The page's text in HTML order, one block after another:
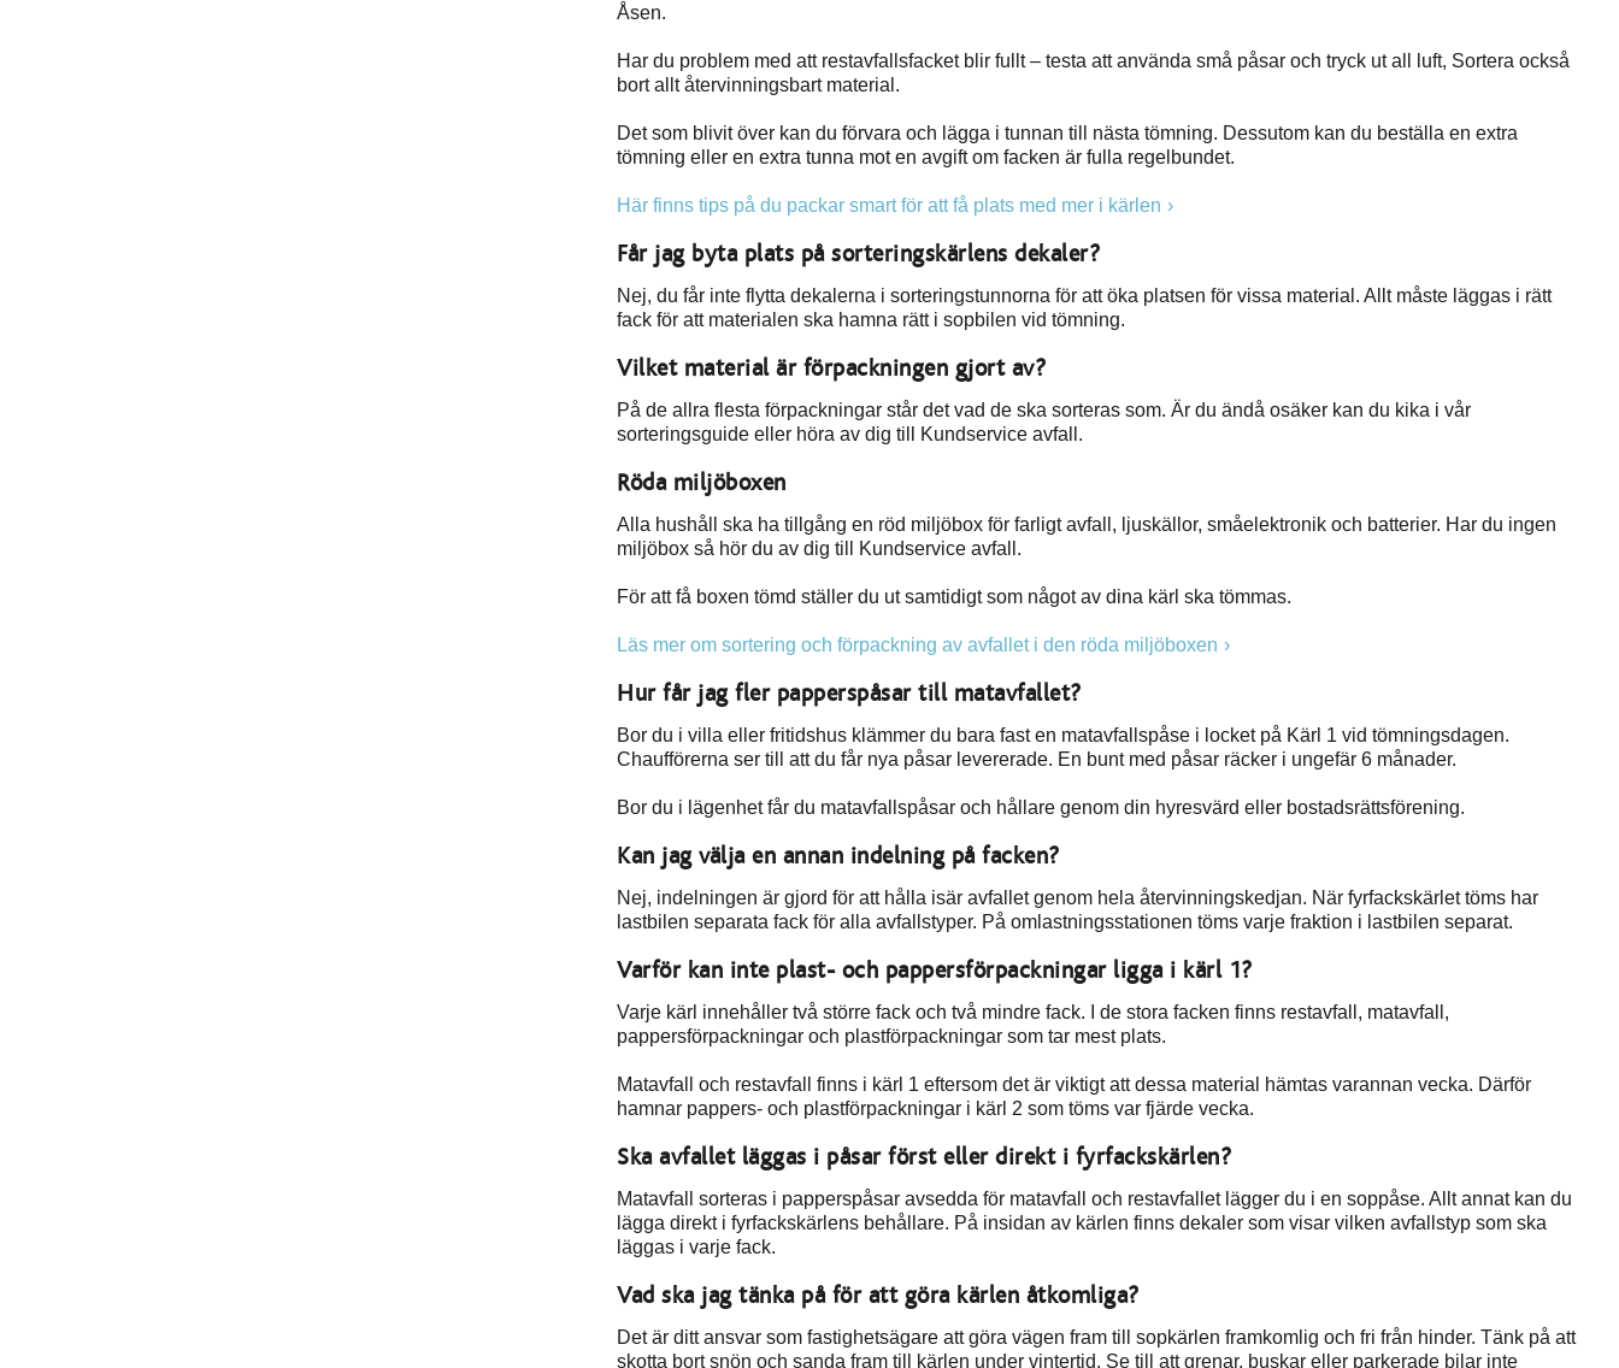
Åsen.
Har du problem med att restavfallsfacket blir fullt – testa att använda små påsar och tryck ut all luft, Sortera också
bort allt återvinningsbart material.
Det som blivit över kan du förvara och lägga i tunnan till nästa tömning. Dessutom kan du beställa en extra
tömning eller en extra tunna mot en avgift om facken är fulla regelbundet.
Här finns tips på du packar smart för att få plats med mer i kärlen
Får jag byta plats på sorteringskärlens dekaler?
Nej, du får inte flytta dekalerna i sorteringstunnorna för att öka platsen för vissa material. Allt måste läggas i rätt
fack för att materialen ska hamna rätt i sopbilen vid tömning.
Vilket material är förpackningen gjort av?
På de allra flesta förpackningar står det vad de ska sorteras som. Är du ändå osäker kan du kika i vår
sorteringsguide eller höra av dig till Kundservice avfall.
Röda miljöboxen
Alla hushåll ska ha tillgång en röd miljöbox för farligt avfall, ljuskällor, småelektronik och batterier. Har du ingen
miljöbox så hör du av dig till Kundservice avfall.
För att få boxen tömd ställer du ut samtidigt som något av dina kärl ska tömmas.
Läs mer om sortering och förpackning av avfallet i den röda miljöboxen
Hur får jag fler papperspåsar till matavfallet?
Bor du i villa eller fritidshus klämmer du bara fast en matavfallspåse i locket på Kärl 1 vid tömningsdagen.
Chaufförerna ser till att du får nya påsar levererade. En bunt med påsar räcker i ungefär 6 månader.
Bor du i lägenhet får du matavfallspåsar och hållare genom din hyresvärd eller bostadsrättsförening.
Kan jag välja en annan indelning på facken?
Nej, indelningen är gjord för att hålla isär avfallet genom hela återvinningskedjan. När fyrfackskärlet töms har
lastbilen separata fack för alla avfallstyper. På omlastningsstationen töms varje fraktion i lastbilen separat.
Varför kan inte plast- och pappersförpackningar ligga i kärl 1?
Varje kärl innehåller två större fack och två mindre fack. I de stora facken finns restavfall, matavfall,
pappersförpackningar och plastförpackningar som tar mest plats.
Matavfall och restavfall finns i kärl 1 eftersom det är viktigt att dessa material hämtas varannan vecka. Därför
hamnar pappers- och plastförpackningar i kärl 2 som töms var fjärde vecka.
Ska avfallet läggas i påsar först eller direkt i fyrfackskärlen?
Matavfall sorteras i papperspåsar avsedda för matavfall och restavfallet lägger du i en soppåse. Allt annat kan du
lägga direkt i fyrfackskärlens behållare. På insidan av kärlen finns dekaler som visar vilken avfallstyp som ska
läggas i varje fack.
Vad ska jag tänka på för att göra kärlen åtkomliga?
Det är ditt ansvar som fastighetsägare att göra vägen fram till sopkärlen framkomlig och fri från hinder. Tänk på att
skotta bort snön och sanda fram till kärlen under vintertid. Se till att grenar, buskar eller parkerade bilar inte